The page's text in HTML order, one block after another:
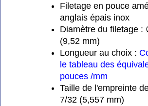
Filetage en pouce
anglais épais inox
Diamètre du filetage :
(9,52 mm)
Longueur au choix :
le tableau des
pouces /mm
Taille de l'empreinte
7/32 (5,557 mm)